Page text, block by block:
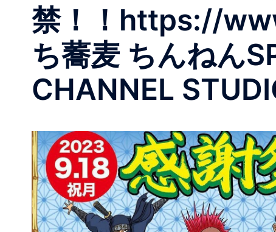
禁！！https://
ち蕎麦 ちんねん
CHANNEL